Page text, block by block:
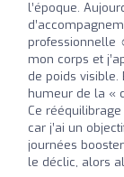
l’époque.
professionnelle
mon corps et
de poids
humeur de la «
Ce
car j’ai un
journées
le déclic, alors